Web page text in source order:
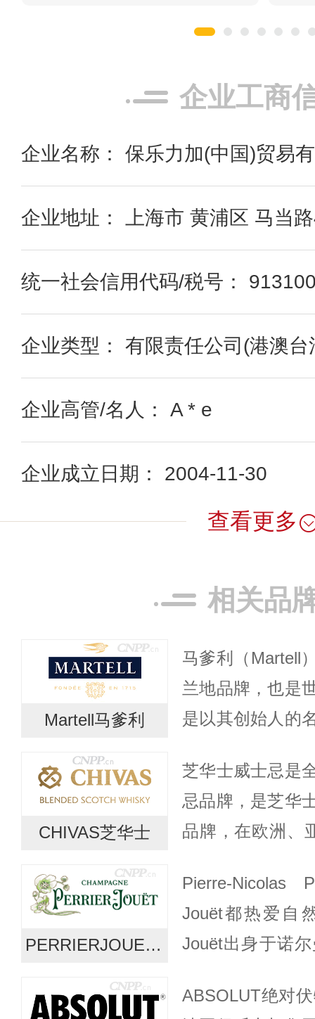
企业工商
企业名称： 保乐力加(中国)贸易
企业地址： 上海市 黄浦区 马当
统一社会信用代码/税号：
企业类型： 有限责任公司(港澳台
企业高管/名人： A * e
企业成立日期： 2004-11-30
查看更多
相关品
Martell马爹利
马爹利（Martell
兰地品牌，也是
是以其创始人的
Martell”于...
CHIVAS芝华士
芝华士威士忌是
忌品牌，是芝华
品牌，在欧洲、
顶级系列，融合
PERRIERJOUET巴黎之花
Pierre-Nicolas
Jouët都热爱自
Jouët出身于诺
ABSOLUT绝对